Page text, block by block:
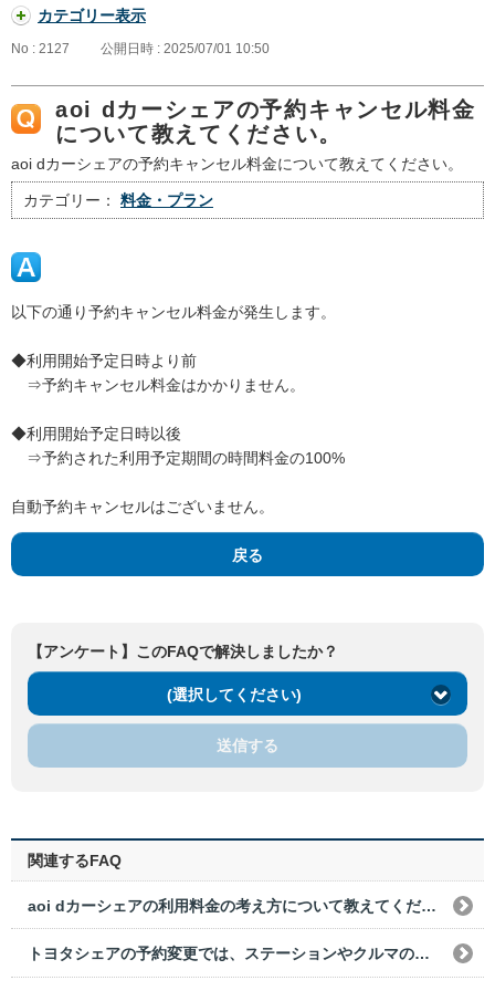
カテゴリー表示
No : 2127 公開日時 : 2025/07/01 10:50
aoi dカーシェアの予約キャンセル料金
について教えてください。
aoi dカーシェアの予約キャンセル料金について教えてください。
カテゴリー： 料金・プラン
以下の通り予約キャンセル料金が発生します。
◆利用開始予定日時より前
⇒予約キャンセル料金はかかりません。
◆利用開始予定日時以後
⇒予約された利用予定期間の時間料金の100%
自動予約キャンセルはございません。
戻る
【アンケート】このFAQで解決しましたか？
(選択してください)
送信する
関連するFAQ
aoi dカーシェアの利用料金の考え方について教えてください。
トヨタシェアの予約変更では、ステーションやクルマの変更はできますか？